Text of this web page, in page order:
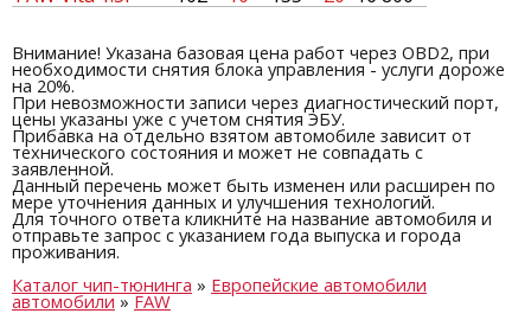
Внимание! Указана базовая цена работ через OBD2, при
необходимости снятия блока управления - услуги дороже
на 20%.
При невозможности записи через диагностический порт,
цены указаны уже с учетом снятия ЭБУ.
Прибавка на отдельно взятом автомобиле зависит от
технического состояния и может не совпадать с
заявленной.
Данный перечень может быть изменен или расширен по
мере уточнения данных и улучшения технологий.
Для точного ответа кликните на название автомобиля и
отправьте запрос с указанием года выпуска и города
проживания.
Каталог чип-тюнинга » Европейские автомобили
автомобили»FAW